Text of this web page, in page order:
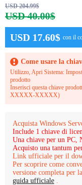
USD 204.99$
USD 40.00$
USD 17.60$ con il
Come usare la
Utilizzo, Apri Sistema:
prodotto
Inserisci questa chiave
XXXXX-XXXXX)
Acquista Windows
Include 1 chiave di
Una chiave per un PC,
Acquisto una tantum
Link ufficiale per il
Per scoprire come
versione completa per
guida ufficiale .